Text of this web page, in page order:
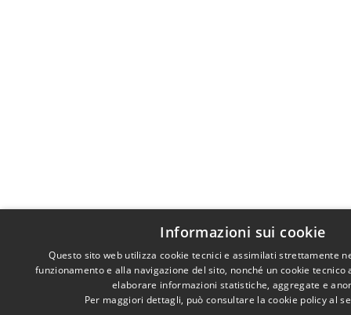
Informazioni sui cookie
Questo sito web utilizza cookie tecnici e assimilati strettamente
funzionamento e alla navigazione del sito, nonché un cookie
elaborare informazioni statistiche, aggregate e
Per maggiori dettagli, può consultare la cookie policy al